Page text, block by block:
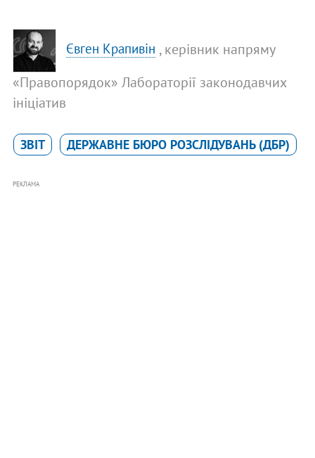
Євген Крапивін , керівник напряму
«Правопорядок» Лабораторії законодавчих
ініціатив
ЗВІТ ДЕРЖАВНЕ БЮРО РОЗСЛІДУВАНЬ (ДБР)
РЕКЛАМА